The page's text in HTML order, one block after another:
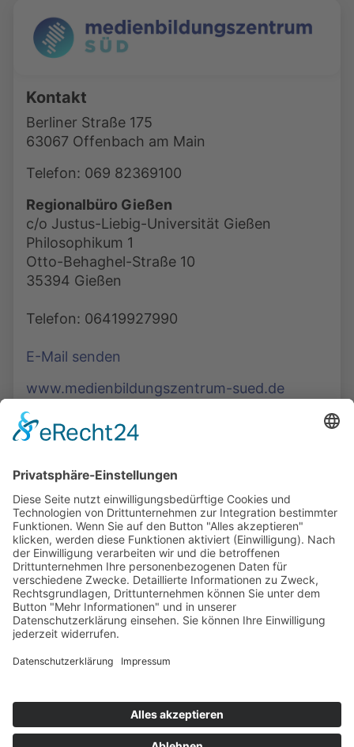
Kontakt
Berliner Straße 175
63067 Offenbach am Main
Telefon: 069 82369100
Regionalbüro Gießen
c/o Justus-Liebig-Universität Gießen
Philosophikum 1
Otto-Behaghel-Straße 10
35394 Gießen
Telefon: 06419927990
E-Mail senden
www.medienbildungszentrum-sued.de
Podcasts, Themen und Informationen.
Entdecken Sie unser Forum für Medien, Bildung
und Demokratie - jederzeit und überall
verfügbar.
Mehr erfahren
COOKIE-EINSTELLUNGEN